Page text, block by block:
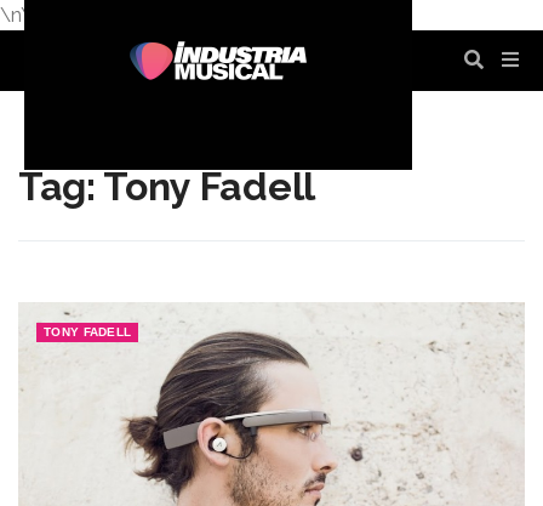
\n\n
Tag: Tony Fadell
TONY FADELL